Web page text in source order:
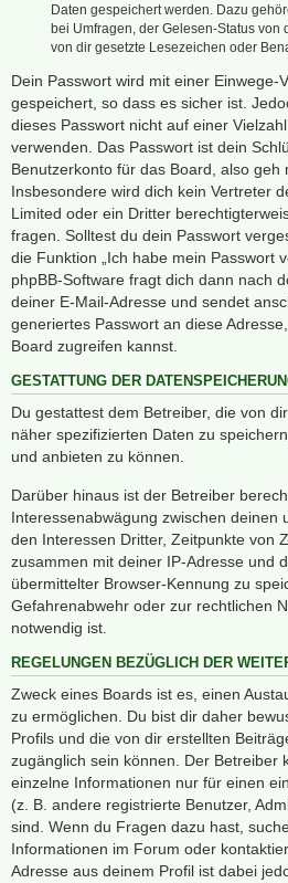
Daten gespeichert werden. Dazu
bei Umfragen, der Gelesen-Status
von dir gesetzte Lesezeichen oder
Dein Passwort wird mit einer Einwege-
gespeichert, so dass es sicher ist.
dieses Passwort nicht auf einer
verwenden. Das Passwort ist dein
Benutzerkonto für das Board, also geh
Insbesondere wird dich kein Vertreter
Limited oder ein Dritter
fragen. Solltest du dein Passwort
die Funktion „Ich habe mein Passwort
phpBB-Software fragt dich dann nach
deiner E-Mail-Adresse und sendet
generiertes Passwort an diese
Board zugreifen kannst.
GESTATTUNG DER
Du gestattest dem Betreiber, die von
näher spezifizierten Daten zu
und anbieten zu können.
Darüber hinaus ist der Betreiber
Interessenabwägung zwischen deinen
den Interessen Dritter, Zeitpunkte von
zusammen mit deiner IP-Adresse und
übermittelter Browser-Kennung zu
Gefahrenabwehr oder zur rechtlichen
notwendig ist.
REGELUNGEN BEZÜGLICH DER
Zweck eines Boards ist es, einen
zu ermöglichen. Du bist dir daher
Profils und die von dir erstellten
zugänglich sein können. Der Betreiber
einzelne Informationen nur für einen
(z. B. andere registrierte Benutzer,
sind. Wenn du Fragen dazu hast,
Informationen im Forum oder
Adresse aus deinem Profil ist dabei